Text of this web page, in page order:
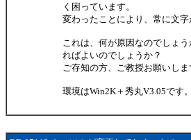
く困っています。
変わったことにより、常に文
これは、何が原因なのでしょ
ればよいのでしょうか？
ご存知の方、ご教授お願いしま
環境はWin2K＋秀丸V3.05です。